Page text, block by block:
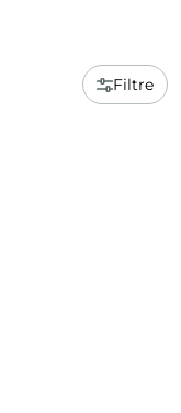
Filtre